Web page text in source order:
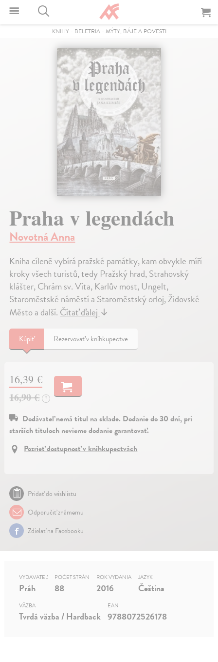
KNIHY- BELETRIA- MÝTY, BÁJE A POVESTI
Praha v legendách
Novotná Anna
Kniha cíleně vybírá pražské památky, kam obvykle míří
kroky všech turistů, tedy Pražský hrad, Strahovský
klášter, Chrám sv. Víta, Karlův most, Ungelt,
Staroměstské náměstí a Staroměstský orloj, Židovské
Město a další. Čítať ďalej ↓
Kúpiť Rezervovať v kníhkupectve
16,39 €
16,90 €
?
Dodávateľ nemá titul na sklade. Dodanie do 30 dní, pri
starších tituloch nevieme dodanie garantovať.
Pozrieť dostupnosť v kníhkupectvách
Pridať do wishlistu
Odporučiť známemu
Zdielať na Facebooku
VYDAVATEĽ
Práh
POČET STRÁN
88
ROK VYDANIA
2016
JAZYK
Čeština
VÄZBA
Tvrdá väzba / Hardback
EAN
9788072526178